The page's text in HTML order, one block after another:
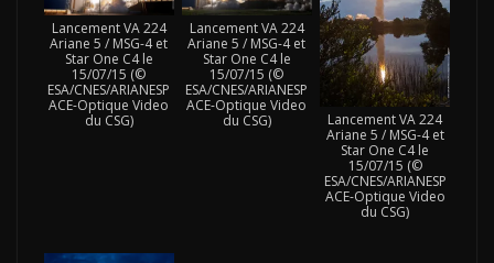
Lancement VA 224
Ariane 5 / MSG-4 et
Star One C4 le
15/07/15 (©
ESA/CNES/ARIANESP
ACE-Optique Video
du CSG)
Lancement VA 224
Ariane 5 / MSG-4 et
Star One C4 le
15/07/15 (©
ESA/CNES/ARIANESP
ACE-Optique Video
du CSG)
Lancement VA 224
Ariane 5 / MSG-4 et
Star One C4 le
15/07/15 (©
ESA/CNES/ARIANESP
ACE-Optique Video
du CSG)